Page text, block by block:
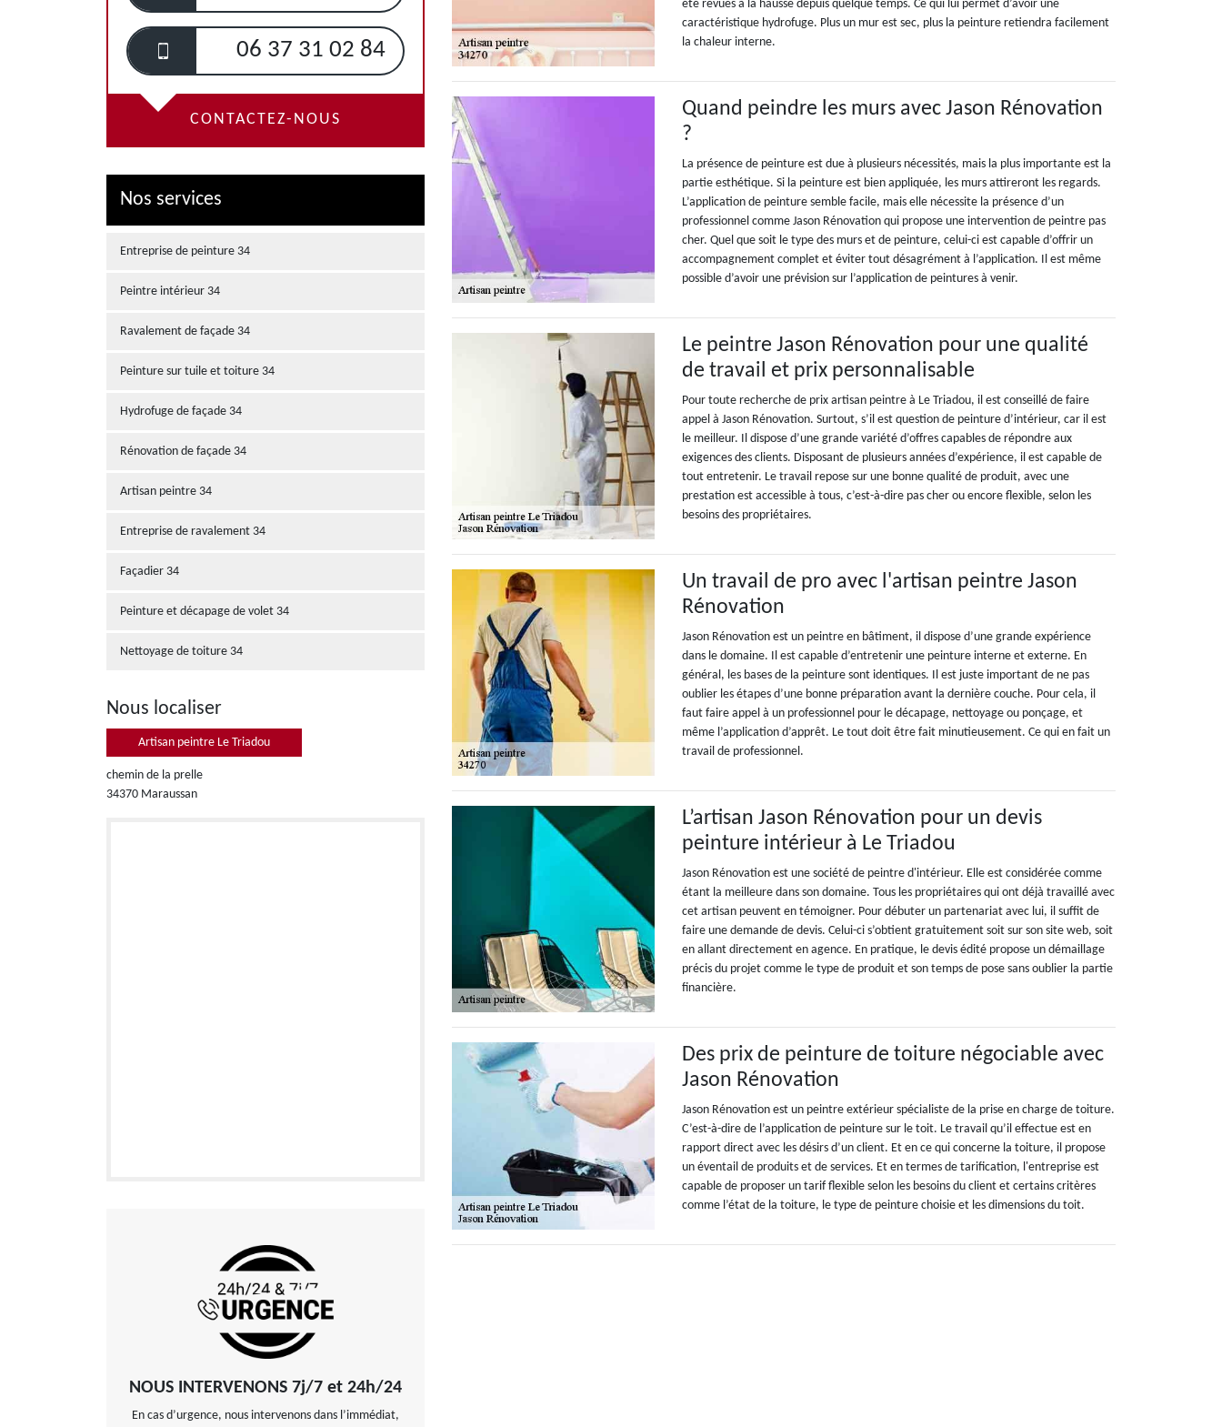
06 37 31 02 84
CONTACTEZ-NOUS
Nos services
Entreprise de peinture 34
Peintre intérieur 34
Ravalement de façade 34
Peinture sur tuile et toiture 34
Hydrofuge de façade 34
Rénovation de façade 34
Artisan peintre 34
Entreprise de ravalement 34
Façadier 34
Peinture et décapage de volet 34
Nettoyage de toiture 34
Nous localiser
Artisan peintre Le Triadou
chemin de la prelle
34370 Maraussan
NOUS INTERVENONS 7j/7 et 24h/24
En cas d’urgence, nous intervenons dans l’immédiat,
été revues à la hausse depuis quelque temps. Ce qui lui permet d’avoir une
caractéristique hydrofuge. Plus un mur est sec, plus la peinture retiendra facilement
la chaleur interne.
Quand peindre les murs avec Jason Rénovation
?
La présence de peinture est due à plusieurs nécessités, mais la plus importante est la
partie esthétique. Si la peinture est bien appliquée, les murs attireront les regards.
L’application de peinture semble facile, mais elle nécessite la présence d’un
professionnel comme Jason Rénovation qui propose une intervention de peintre pas
cher. Quel que soit le type des murs et de peinture, celui-ci est capable d’offrir un
accompagnement complet et éviter tout désagrément à l’application. Il est même
possible d’avoir une prévision sur l’application de peintures à venir.
Le peintre Jason Rénovation pour une qualité
de travail et prix personnalisable
Pour toute recherche de prix artisan peintre à Le Triadou, il est conseillé de faire
appel à Jason Rénovation. Surtout, s’il est question de peinture d’intérieur, car il est
le meilleur. Il dispose d’une grande variété d’offres capables de répondre aux
exigences des clients. Disposant de plusieurs années d’expérience, il est capable de
tout entretenir. Le travail repose sur une bonne qualité de produit, avec une
prestation est accessible à tous, c’est-à-dire pas cher ou encore flexible, selon les
besoins des propriétaires.
Un travail de pro avec l'artisan peintre Jason
Rénovation
Jason Rénovation est un peintre en bâtiment, il dispose d’une grande expérience
dans le domaine. Il est capable d’entretenir une peinture interne et externe. En
général, les bases de la peinture sont identiques. Il est juste important de ne pas
oublier les étapes d’une bonne préparation avant la dernière couche. Pour cela, il
faut faire appel à un professionnel pour le décapage, nettoyage ou ponçage, et
même l’application d’apprêt. Le tout doit être fait minutieusement. Ce qui en fait un
travail de professionnel.
L’artisan Jason Rénovation pour un devis
peinture intérieur à Le Triadou
Jason Rénovation est une société de peintre d'intérieur. Elle est considérée comme
étant la meilleure dans son domaine. Tous les propriétaires qui ont déjà travaillé avec
cet artisan peuvent en témoigner. Pour débuter un partenariat avec lui, il suffit de
faire une demande de devis. Celui-ci s’obtient gratuitement soit sur son site web, soit
en allant directement en agence. En pratique, le devis édité propose un démaillage
précis du projet comme le type de produit et son temps de pose sans oublier la partie
financière.
Des prix de peinture de toiture négociable avec
Jason Rénovation
Jason Rénovation est un peintre extérieur spécialiste de la prise en charge de toiture.
C’est-à-dire de l’application de peinture sur le toit. Le travail qu’il effectue est en
rapport direct avec les désirs d’un client. Et en ce qui concerne la toiture, il propose
un éventail de produits et de services. Et en termes de tarification, l'entreprise est
capable de proposer un tarif flexible selon les besoins du client et certains critères
comme l’état de la toiture, le type de peinture choisie et les dimensions du toit.